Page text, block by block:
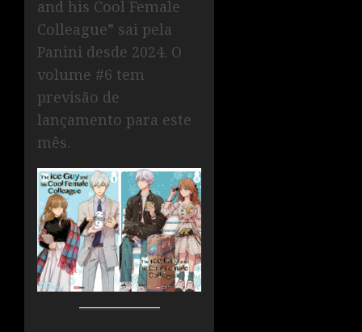
and his Cool Female
Colleague” sai pela
Panini desde 2024. O
volume #6 tem
previsão de
lançamento para este
mês.